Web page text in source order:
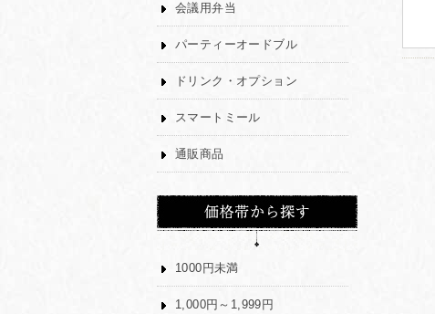
会議用弁当
パーティーオードブル
ドリンク・オプション
スマートミール
通販商品
1000円未満
1,000円～1,999円